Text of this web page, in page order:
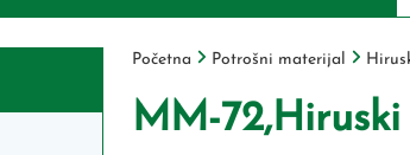
Početna Potrošni materijal
MM-